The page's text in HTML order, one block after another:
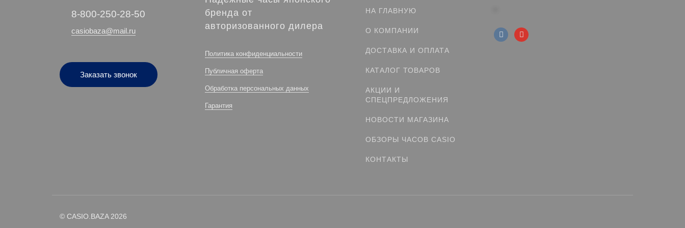
‭8-800-250-28-50
casiobaza@mail.ru
Заказать звонок
бренда от
авторизованного дилера
Политика конфиденциальности
Публичная оферта
Обработка персональных данных
Гарантия
НА ГЛАВНУЮ
О КОМПАНИИ
ДОСТАВКА И ОПЛАТА
КАТАЛОГ ТОВАРОВ
АКЦИИ И
СПЕЦПРЕДЛОЖЕНИЯ
НОВОСТИ МАГАЗИНА
ОБЗОРЫ ЧАСОВ CASIO
КОНТАКТЫ
© CASIO.BAZA 2026